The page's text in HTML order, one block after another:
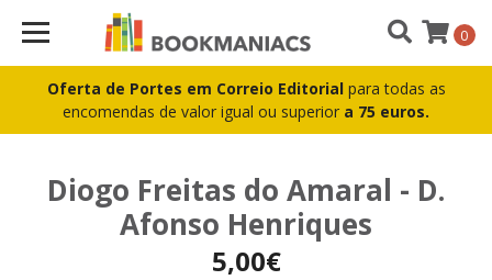
Oferta de Portes em Correio Editorial para todas as
encomendas de valor igual ou superior a 75 euros.
0
Diogo Freitas do Amaral - D.
Afonso Henriques
5,00€